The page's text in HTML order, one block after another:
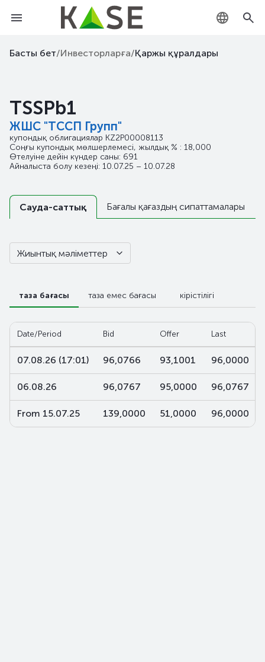
KZ
Басты бет/Инвесторларға/Қаржы құралдары
TSSPb1
ЖШС "ТССП Групп"
купондық облигациялар KZ2P00008113
Соңғы купондық мөлшерлемесі, жылдық % : 18,000
Өтелуіне дейін күндер саны: 691
Айналыста болу кезеңі: 10.07.25 – 10.07.28
Сауда-саттық Бағалы қағаздың сипаттамалары
Жиынтық мәліметтер
таза бағасы таза емес бағасы кірістілігі
Date/Period Bid Offer Last
07.08.26 (17:01) 96,0766 93,1001 96,0000
06.08.26 96,0767 95,0000 96,0767
From 15.07.25 139,0000 51,0000 96,0000